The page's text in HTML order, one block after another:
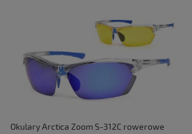
Okulary Arctica Zoom S-312C rowerowe